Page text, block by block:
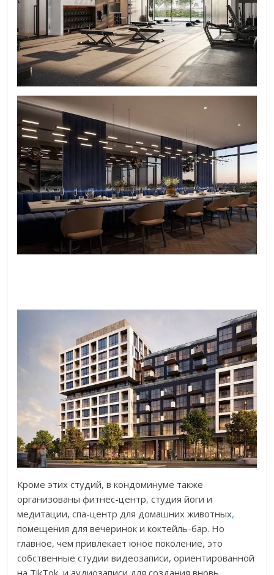
Кроме этих студий, в кондоминуме также
организованы фитнес-центр, студия йоги и
медитации, спа-центр для домашних животных,
помещения для вечеринок и коктейль-бар. Но
главное, чем привлекает юное поколение, это
собственные студии видеозаписи, ориентированной